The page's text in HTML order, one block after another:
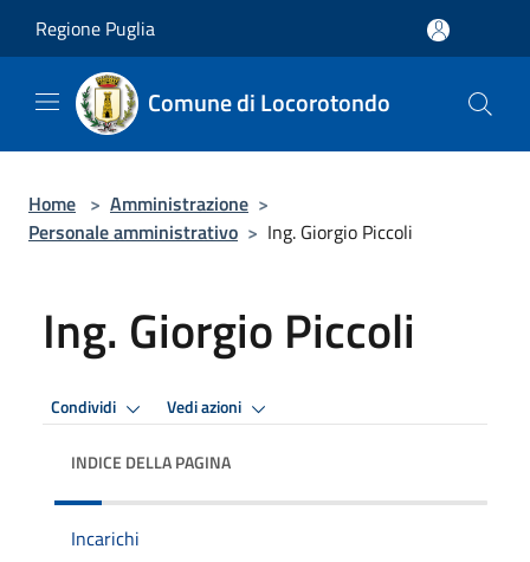
Regione Puglia
Comune di Locorotondo
Home > Amministrazione >
Personale amministrativo > Ing. Giorgio Piccoli
Ing. Giorgio Piccoli
Condividi Vedi azioni
INDICE DELLA PAGINA
Incarichi